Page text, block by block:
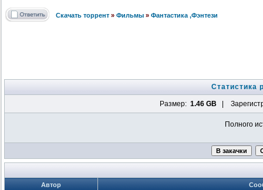
Скачать торрент » Фильмы » Фантастика ,Фэнтези
Статистика
Размер: 1.46 GB |
Полного
Автор